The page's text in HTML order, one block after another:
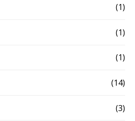
(1)
(1)
(1)
(14)
(3)